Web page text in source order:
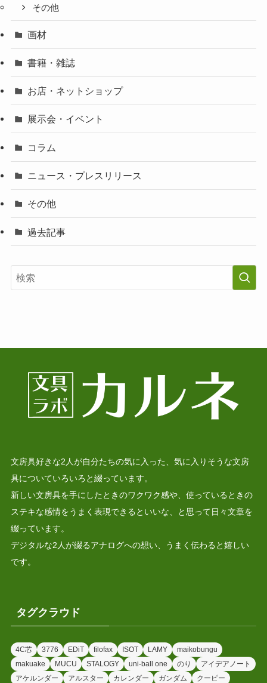
その他
画材
書籍・雑誌
お店・ネットショップ
展示会・イベント
コラム
ニュース・プレスリリース
その他
過去記事
文房具好きな2人が自分たちの気に入った、気に入りそうな文房
具についていろいろと綴っています。
新しい文房具を手にしたときのワクワク感や、使っているときの
ステキな感情をうまく表現できるといいな、と思って日々文章を
綴っています。
デジタルな2人が綴るアナログへの想い、うまく伝わると嬉しい
です。
タグクラウド
4C芯 3776 EDiT filofax ISOT LAMY
maikobungu
makuake
MUCU STALOGY uni-ball one のり
アイデアノート
アケルンダー
アルスター カレンダー ガンダム クーピー